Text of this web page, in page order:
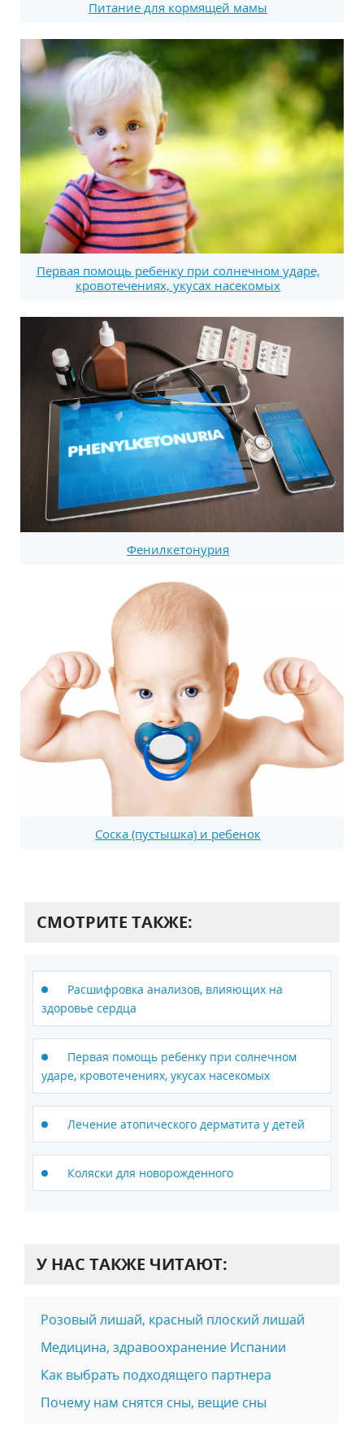
Питание для кормящей мамы
Первая помощь ребенку при солнечном ударе,
кровотечениях, укусах насекомых
Фенилкетонурия
Соска (пустышка) и ребенок
СМОТРИТЕ ТАКЖЕ:
Расшифровка анализов, влияющих на
здоровье сердца
Первая помощь ребенку при солнечном
ударе, кровотечениях, укусах насекомых
Лечение атопического дерматита у детей
Коляски для новорожденного
У НАС ТАКЖЕ ЧИТАЮТ:
Розовый лишай, красный плоский лишай
Медицина, здравоохранение Испании
Как выбрать подходящего партнера
Почему нам снятся сны, вещие сны